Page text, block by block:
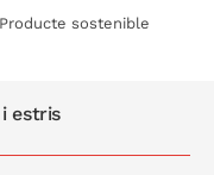
Producte sostenible
estris